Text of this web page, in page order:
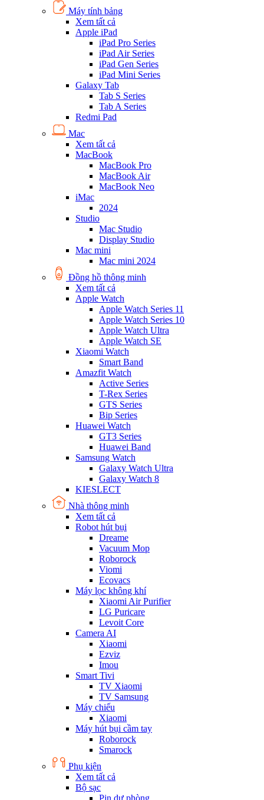
Máy tính bảng
Xem tất cả
Apple iPad
iPad Pro Series
iPad Air Series
iPad Gen Series
iPad Mini Series
Galaxy Tab
Tab S Series
Tab A Series
Redmi Pad
Mac
Xem tất cả
MacBook
MacBook Pro
MacBook Air
MacBook Neo
iMac
2024
Studio
Mac Studio
Display Studio
Mac mini
Mac mini 2024
Đồng hồ thông minh
Xem tất cả
Apple Watch
Apple Watch Series 11
Apple Watch Series 10
Apple Watch Ultra
Apple Watch SE
Xiaomi Watch
Smart Band
Amazfit Watch
Active Series
T-Rex Series
GTS Series
Bip Series
Huawei Watch
GT3 Series
Huawei Band
Samsung Watch
Galaxy Watch Ultra
Galaxy Watch 8
KIESLECT
Nhà thông minh
Xem tất cả
Robot hút bụi
Dreame
Vacuum Mop
Roborock
Viomi
Ecovacs
Máy lọc không khí
Xiaomi Air Purifier
LG Puricare
Levoit Core
Camera AI
Xiaomi
Ezviz
Imou
Smart Tivi
TV Xiaomi
TV Samsung
Máy chiếu
Xiaomi
Máy hút bụi cầm tay
Roborock
Smarock
Phụ kiện
Xem tất cả
Bộ sạc
Pin dự phòng